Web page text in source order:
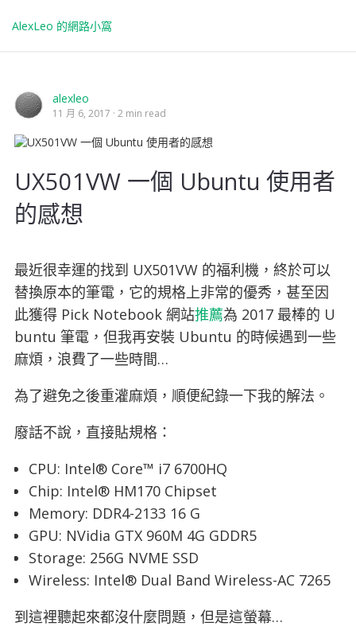
AlexLeo 的網路小窩
alexleo
11 月 6, 2017 2 min read
UX501VW 一個 Ubuntu 使用者
的感想
最近很幸運的找到 UX501VW 的福利機，終於可以
替換原本的筆電，它的規格上非常的優秀，甚至因
此獲得 Pick Notebook 網站推薦為 2017 最棒的 U
buntu 筆電，但我再安裝 Ubuntu 的時候遇到一些
麻煩，浪費了一些時間…
為了避免之後重灌麻煩，順便紀錄一下我的解法。
廢話不說，直接貼規格：
CPU: Intel® Core™ i7 6700HQ
Chip: Intel® HM170 Chipset
Memory: DDR4-2133 16 G
GPU: NVidia GTX 960M 4G GDDR5
Storage: 256G NVME SSD
Wireless: Intel® Dual Band Wireless-AC 7265
到這裡聽起來都沒什麼問題，但是這螢幕…